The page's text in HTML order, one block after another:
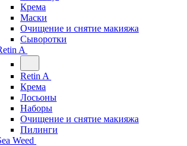
Крема
Маски
Очищение и снятие макияжа
Сыворотки
A
Retin A
Крема
Лосьоны
Наборы
Очищение и снятие макияжа
Пилинги
Weed